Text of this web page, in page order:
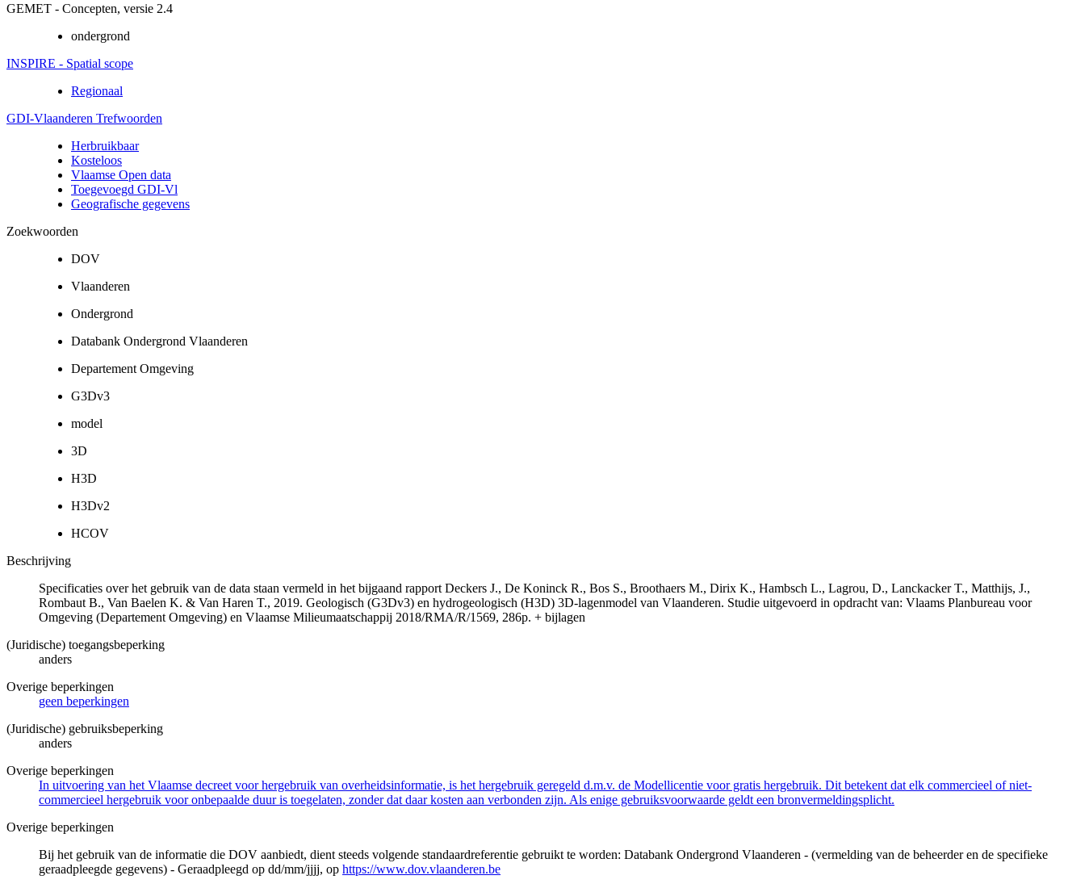
GEMET - Concepten, versie 2.4
ondergrond
INSPIRE - Spatial scope
Regionaal
GDI-Vlaanderen Trefwoorden
Herbruikbaar
Kosteloos
Vlaamse Open data
Toegevoegd GDI-Vl
Geografische gegevens
Zoekwoorden
DOV
Vlaanderen
Ondergrond
Databank Ondergrond Vlaanderen
Departement Omgeving
G3Dv3
model
3D
H3D
H3Dv2
HCOV
Beschrijving
Specificaties over het gebruik van de data staan vermeld in het bijgaand rapport Deckers J., De Koninck R., Bos S., Broothaers M., Dirix K., Hambsch L., Lagrou, D., Lanckacker T., Matthijs, J.,
Rombaut B., Van Baelen K. & Van Haren T., 2019. Geologisch (G3Dv3) en hydrogeologisch (H3D) 3D-lagenmodel van Vlaanderen. Studie uitgevoerd in opdracht van: Vlaams Planbureau voor
Omgeving (Departement Omgeving) en Vlaamse Milieumaatschappij 2018/RMA/R/1569, 286p. + bijlagen
(Juridische) toegangsbeperking
anders
Overige beperkingen
geen beperkingen
(Juridische) gebruiksbeperking
anders
Overige beperkingen
In uitvoering van het Vlaamse decreet voor hergebruik van overheidsinformatie, is het hergebruik geregeld d.m.v. de Modellicentie voor gratis hergebruik. Dit betekent dat elk commercieel of niet-
commercieel hergebruik voor onbepaalde duur is toegelaten, zonder dat daar kosten aan verbonden zijn. Als enige gebruiksvoorwaarde geldt een bronvermeldingsplicht.
Overige beperkingen
Bij het gebruik van de informatie die DOV aanbiedt, dient steeds volgende standaardreferentie gebruikt te worden: Databank Ondergrond Vlaanderen - (vermelding van de beheerder en de specifieke
geraadpleegde gegevens) - Geraadpleegd op dd/mm/jjjj, op https://www.dov.vlaanderen.be